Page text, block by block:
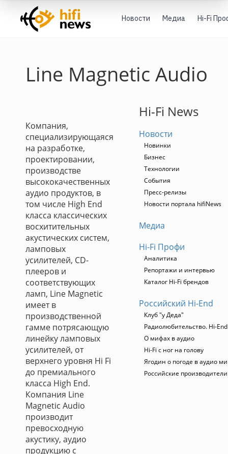
Новости Медиа Hi-Fi
Line Magnetic Audio
Компания,
специализирующаяся
на разработке,
проектировании,
производстве
высококачественных
аудио продуктов, в
том числе High End
класса классических
восхитительных
акустических систем,
ламповых
усилителей, CD-
плееров и
соответствующих
ламп, Line Magnetic
имеет в
производственной
гамме потрясающую
линейку ламповых
усилителей, от
верхнего уровня Hi Fi
до премиального
класса High End.
Компания Line
Magnetic Audio
производит
превосходную
акустику, аудио
продукцию с
Hi-Fi News
Новости
Новинки
Бизнес
Технологии
События
Пресс-релизы
Новости портала hifiNews
Медиа
Hi-Fi Профи
Аналитика
Репортажи и интервью
Каталог Hi-Fi брендов
Российский Hi-End
Клуб "у Деда"
Радиолюбительство. Hi-
О мифах в аудио
Hi-Fi с ног на голову
Ягодин о погоде в аудио
Российские производители